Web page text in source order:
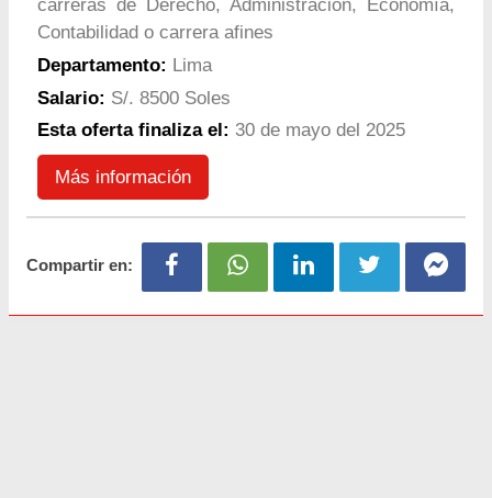
carreras de Derecho, Administración, Economía,
Contabilidad o carrera afines
Departamento: Lima
Salario: S/. 8500 Soles
Esta oferta finaliza el: 30 de mayo del 2025
Más información
Compartir en: